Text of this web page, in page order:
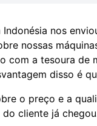
nos
nossas
com a tesoura
disso é
o preço e a
cliente já